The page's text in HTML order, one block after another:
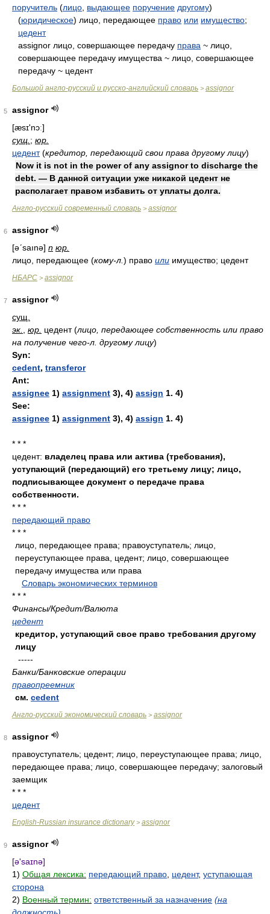
поручитель (лицо выдающее поручение другому)
(юридическое) лицо, передающее право или имущество;
цедент
assignor лицо, совершающее передачу права ~ лицо,
совершающее передачу имущества ~ лицо, совершающее
передачу ~ цедент
Большой англо-русский и русско-английский словарь > assignor
5
assignor
[æsɪ'nɔː]
сущ. ; юр.
цедент (кредитор, передающий свои права другому лицу)
Now it is not in the power of any assignor to discharge the
debt. — В данной ситуации уже никакой цедент не
располагает правом избавить от уплаты долга.
Англо-русский современный словарь > assignor
6
assignor
[əʹsaınə] n юр.
лицо, передающее (кому-л. ) право или имущество; цедент
НБАРС > assignor
7
assignor
сущ.
эк.
юр. цедент(лицо, передающее собственность или право
на получение чего-л. другому лицу)
Syn:
cedent, transferor
Ant:
assignee 1) assignment 3), 4) assign 1. 4)
See:
assignee 1) assignment 3), 4) assign 1. 4)
* * *
цедент: владелец права или актива (требования),
уступающий (передающий) его третьему лицу; лицо,
подписывающее документ о передаче права
собственности.
* * *
передающий право
* * *
лицо, передающее права; правоуступатель; лицо,
переуступающее права, цедент; лицо, совершающее
передачу имущества или права
Словарь экономических терминов
* * *
Финансы/Кредит/Валюта
цедент
кредитор, уступающий свое право требования другому
лицу
-----
Банки/Банковские операции
правопреемник
см. cedent
Англо-русский экономический словарь > assignor
8
assignor
правоуступатель; цедент; лицо, переуступающее права; лицо,
передающее права; лицо, совершающее передачу; залоговый
заемщик
* * *
цедент
English-Russian insurance dictionary> assignor
9
assignor
[ə'saɪnə]
1) Общая лексика: передающий право цедент, уступающая
сторона
2) Военный термин: ответственный за назначение (на